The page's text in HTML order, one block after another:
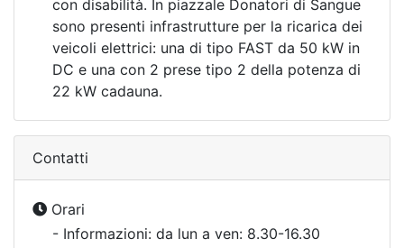
con disabilità. In piazzale Donatori di Sangue
sono presenti infrastrutture per la ricarica dei
veicoli elettrici: una di tipo FAST da 50 kW in
DC e una con 2 prese tipo 2 della potenza di
22 kW cadauna.
Contatti
Orari
- Informazioni: da lun a ven: 8.30-16.30